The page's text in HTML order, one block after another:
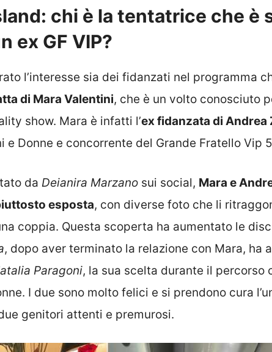
chi è la tentatrice che è
ex GF VIP?
l’interesse sia dei fidanzati nel programma
di Mara Valentini, che è un volto conosciuto
show. Mara è infatti l’ex fidanzata di Andrea
e Donne e concorrente del Grande Fratello Vip
da Deianira Marzano sui social, Mara e
esposta, con diverse foto che li
coppia. Questa scoperta ha aumentato le
, dopo aver terminato la relazione con Mara, ha
Paragoni, la sua scelta durante il percorso
I due sono molto felici e si prendono cura
genitori attenti e premurosi.